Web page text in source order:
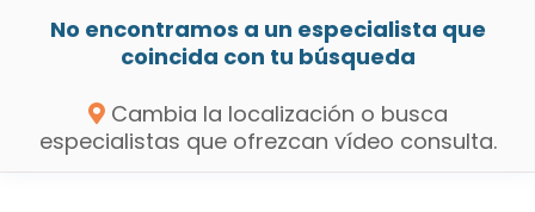
No encontramos a un especialista que
coincida con tu búsqueda
Cambia la localización o busca
especialistas que ofrezcan vídeo consulta.